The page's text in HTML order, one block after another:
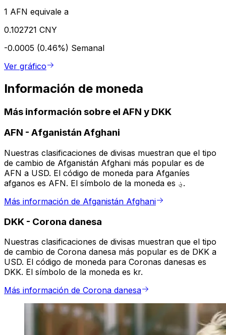
1 AFN equivale a
0.102721 CNY
-0.0005 (0.46%) Semanal
Ver gráfico
Información de moneda
Más información sobre el AFN y DKK
AFN - Afganistán Afghani
Nuestras clasificaciones de divisas muestran que el tipo
de cambio de Afganistán Afghani más popular es de
AFN a USD. El código de moneda para Afganíes
afganos es AFN. El símbolo de la moneda es ؋.
Más información de Afganistán Afghani
DKK - Corona danesa
Nuestras clasificaciones de divisas muestran que el tipo
de cambio de Corona danesa más popular es de DKK a
USD. El código de moneda para Coronas danesas es
DKK. El símbolo de la moneda es kr.
Más información de Corona danesa